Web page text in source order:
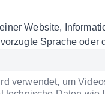
Website,
Sprache
verwendet, um